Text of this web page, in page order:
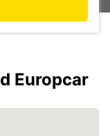
Europcar